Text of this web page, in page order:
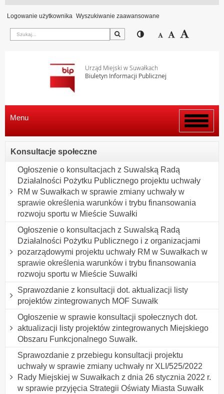
Logowanie użytkownika Wyszukiwanie zaawansowane
Szukaj Przełącz pomiędzy
Zmniejsz
Domyślny
Urząd Miejski w Suwałkach
Biuletyn Informacji Publicznej
Włącz
menu
Menu
Konsultacje społeczne
Ogłoszenie o konsultacjach z Suwalską Radą
Działalności Pożytku Publicznego projektu uchwały
RM w Suwałkach w sprawie zmiany uchwały w
sprawie określenia warunków i trybu finansowania
rozwoju sportu w Mieście Suwałki
Ogłoszenie o konsultacjach z Suwalską Radą
Działalności Pożytku Publicznego i z organizacjami
pozarządowymi projektu uchwały RM w Suwałkach w
sprawie określenia warunków i trybu finansowania
rozwoju sportu w Mieście Suwałki
Sprawozdanie z konsultacji dot. aktualizacji listy
projektów zintegrowanych MOF Suwałk
Ogłoszenie w sprawie konsultacji społecznych dot.
aktualizacji listy projektów zintegrowanych Miejskiego
Obszaru Funkcjonalnego Suwałk.
Sprawozdanie z przebiegu konsultacji projektu
uchwały w sprawie zmiany uchwały nr XLI/525/2022
Rady Miejskiej w Suwałkach z dnia 26 stycznia 2022 r.
w sprawie przyjęcia Strategii Oświaty Miasta Suwałk